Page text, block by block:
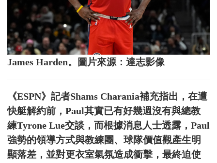
James Harden。圖片來源：達志影像
《ESPN》記者Shams Charania補充指出，在遭
快艇解約前，Paul其實已有好幾週沒有與總教
練Tyrone Lue交談，而根據消息人士透露，Paul
強勢的領導方式與教練團、球隊價值觀產生明
顯落差，並對更衣室氣氛造成衝擊，最終迫使